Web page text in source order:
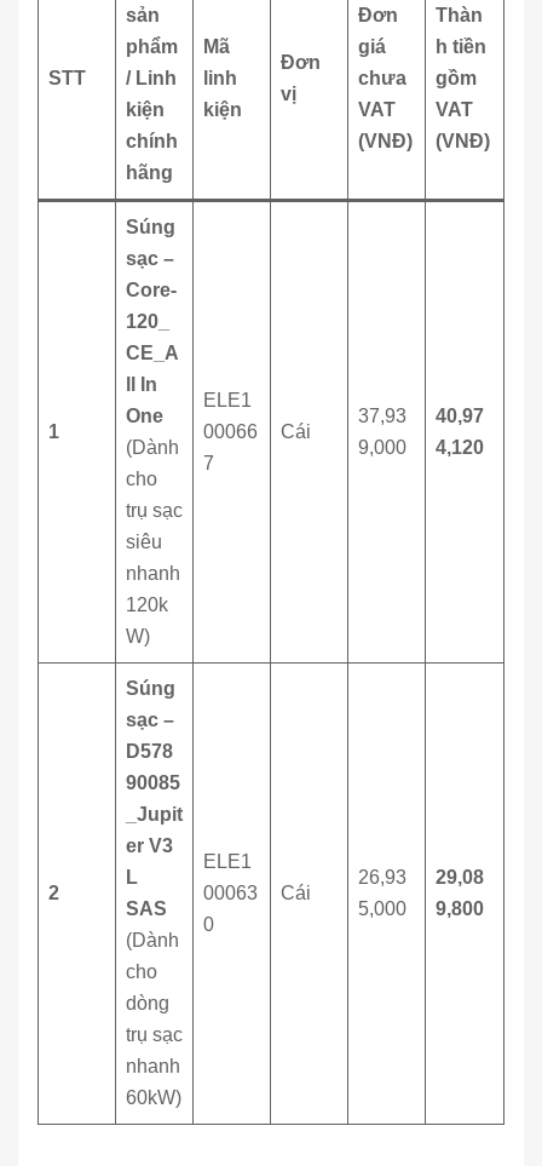
STT
sản
phẩm
/ Linh
kiện
chính
hãng
Mã
linh
kiện
Đơn
vị
Đơn
giá
chưa
VAT
(VNĐ)
Thàn
h tiền
gồm
VAT
(VNĐ)
1
Súng
sạc –
Core-
120_
CE_A
ll In
One
(Dành
cho
trụ sạc
siêu
nhanh
120k
W)
ELE1
00066
7
Cái
37,93
9,000
40,97
4,120
2
Súng
sạc –
D578
90085
_Jupit
er V3
L
SAS
(Dành
cho
dòng
trụ sạc
nhanh
60kW)
ELE1
00063
0
Cái
26,93
5,000
29,08
9,800